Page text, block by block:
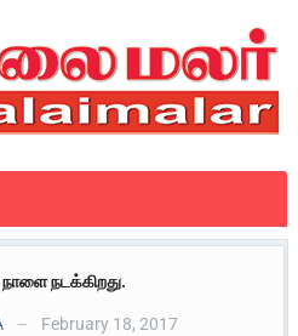
நாளை நடக்கிறது.
— February 18, 2017